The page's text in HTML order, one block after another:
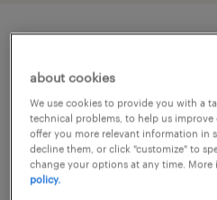
事務（正社員）（埼玉県
埼玉, 埼玉県
permanent
¥3,000,000 -
380万円
about cookies
We use cookies to provide you with a
technical problems, to help us improve
offer you more relevant information in
decline them, or click "customize" to
change your options at any time.
policy.